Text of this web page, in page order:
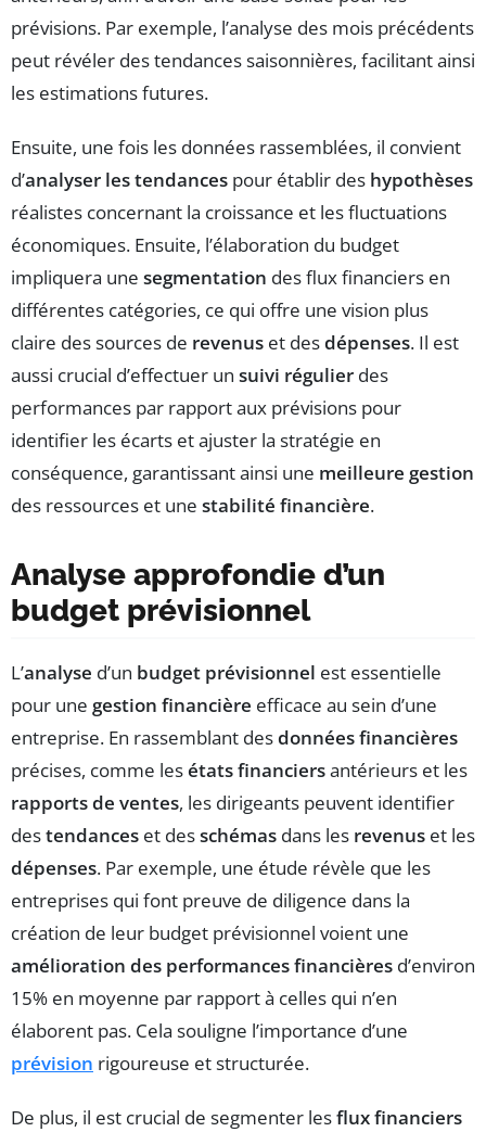
prévisions. Par exemple, l’analyse des mois précédents
peut révéler des tendances saisonnières, facilitant ainsi
les estimations futures.
Ensuite, une fois les données rassemblées, il convient
d’analyser les tendances pour établir des hypothèses
réalistes concernant la croissance et les fluctuations
économiques. Ensuite, l’élaboration du budget
impliquera une segmentation des flux financiers en
différentes catégories, ce qui offre une vision plus
claire des sources de revenus et desdépenses. Il est
aussi crucial d’effectuer un suivi régulier des
performances par rapport aux prévisions pour
identifier les écarts et ajuster la stratégie en
conséquence, garantissant ainsi une meilleure gestion
des ressources et une stabilité financière.
Analyse approfondie d’un
budget prévisionnel
L’analyse d’un budget prévisionnel est essentielle
pour une gestion financière efficace au sein d’une
entreprise. En rassemblant desdonnées financières
précises, comme lesétats financiersantérieurs et les
rapports de ventes, les dirigeants peuvent identifier
destendances et desschémas dans les revenus et les
dépenses. Par exemple, une étude révèle que les
entreprises qui font preuve de diligence dans la
création de leur budget prévisionnel voient une
amélioration des performances financières d’environ
15% en moyenne par rapport à celles qui n’en
élaborent pas. Cela souligne l’importance d’une
prévision rigoureuse et structurée.
De plus, il est crucial de segmenter lesflux financiers